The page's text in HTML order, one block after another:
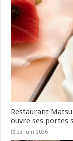
Restaurant
ouvre ses portes
23 juin 2026